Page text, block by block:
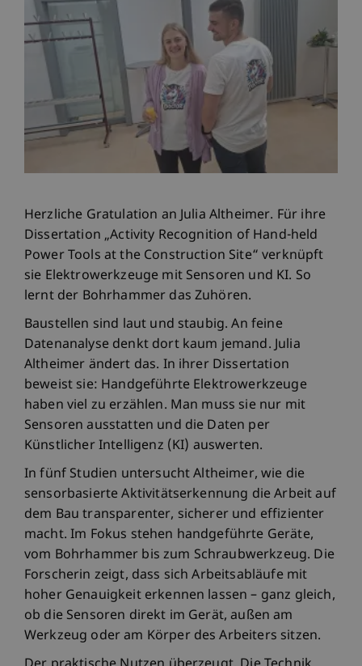
Herzliche Gratulation an Julia Altheimer. Für ihre
Dissertation „Activity Recognition of Hand-held
Power Tools at the Construction Site“ verknüpft
sie Elektrowerkzeuge mit Sensoren und KI. So
lernt der Bohrhammer das Zuhören.
Baustellen sind laut und staubig. An feine
Datenanalyse denkt dort kaum jemand. Julia
Altheimer ändert das. In ihrer Dissertation
beweist sie: Handgeführte Elektrowerkzeuge
haben viel zu erzählen. Man muss sie nur mit
Sensoren ausstatten und die Daten per
Künstlicher Intelligenz (KI) auswerten.
In fünf Studien untersucht Altheimer, wie die
sensorbasierte Aktivitätserkennung die Arbeit auf
dem Bau transparenter, sicherer und effizienter
macht. Im Fokus stehen handgeführte Geräte,
vom Bohrhammer bis zum Schraubwerkzeug. Die
Forscherin zeigt, dass sich Arbeitsabläufe mit
hoher Genauigkeit erkennen lassen – ganz gleich,
ob die Sensoren direkt im Gerät, außen am
Werkzeug oder am Körper des Arbeiters sitzen.